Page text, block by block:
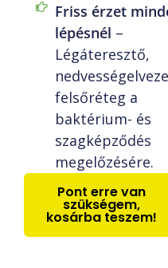
Friss érzet
lépésnél –
Légáteresztő,
felsőréteg a
baktérium- és
szagképződés
megelőzésére.
Pont erre van
szükségem,
kosárba teszem!